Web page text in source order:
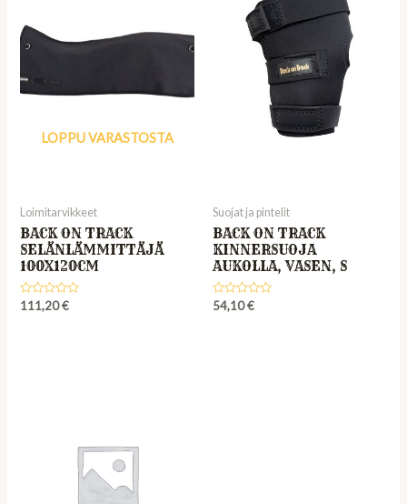
LOPPU VARASTOSTA
Loimitarvikkeet
BACK ON TRACK
SELÄNLÄMMITTÄJÄ
100X120CM
Rated
111,20€
Suojat ja pintelit
BACK ON TRACK
KINNERSUOJA
AUKOLLA, VASEN, S
Rated
54,10€